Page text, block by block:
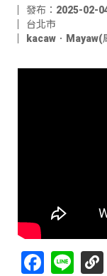
發布：2025-02-
台北市
kacaw．Mayaw(
Facebook
Line